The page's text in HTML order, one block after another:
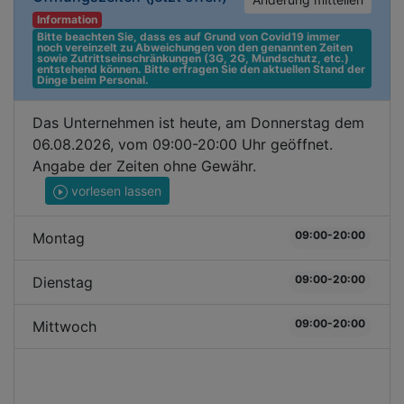
Information
Bitte beachten Sie, dass es auf Grund von Covid19 immer
noch vereinzelt zu Abweichungen von den genannten Zeiten
sowie Zutrittseinschränkungen (3G, 2G, Mundschutz, etc.)
entstehend können. Bitte erfragen Sie den aktuellen Stand der
Dinge beim Personal.
Das Unternehmen ist heute, am Donnerstag dem
06.08.2026, vom 09:00-20:00 Uhr geöffnet.
Angabe der Zeiten ohne Gewähr.
vorlesen lassen
Montag 09:00-20:00
Dienstag 09:00-20:00
Mittwoch 09:00-20:00